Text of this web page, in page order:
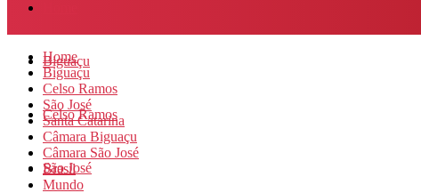
Biguaçu
Celso Ramos
São José
Home
Biguaçu
Celso Ramos
São José
Santa Catarina
Câmara Biguaçu
Câmara São José
Brasil
Mundo